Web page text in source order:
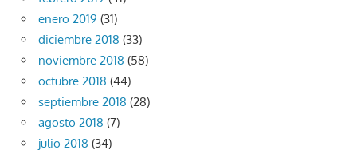
enero 2019 (31)
diciembre 2018 (33)
noviembre 2018 (58)
octubre 2018 (44)
septiembre 2018 (28)
agosto 2018 (7)
julio 2018 (34)